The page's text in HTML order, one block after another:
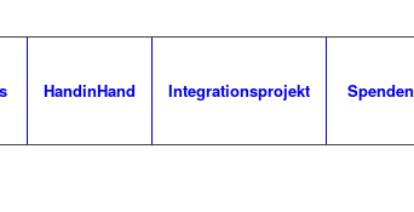
HandinHand Integrationsprojekt Spenden